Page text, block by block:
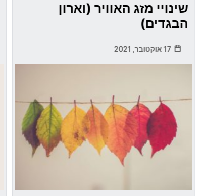
שינויי מזג האוויר (וארון
הבגדים)
17 אוקטובר, 2021